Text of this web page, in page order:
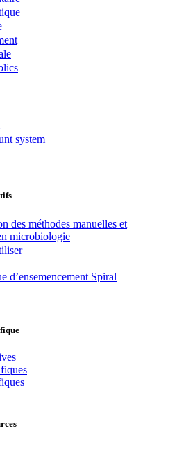
system
des méthodes manuelles et
microbiologie
d’ensemencement Spiral